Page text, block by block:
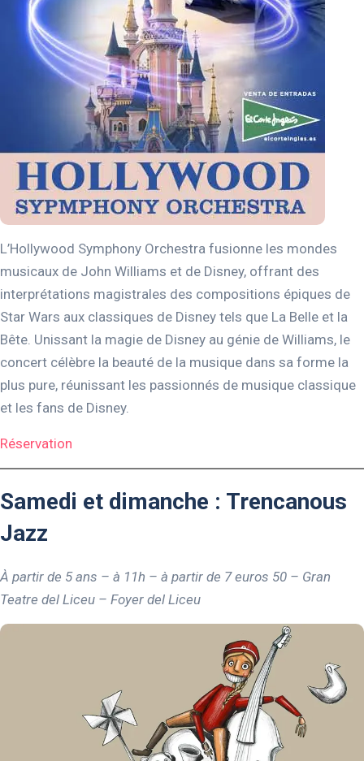
L’Hollywood Symphony Orchestra fusionne les mondes
musicaux de John Williams et de Disney, offrant des
interprétations magistrales des compositions épiques de
Star Wars aux classiques de Disney tels que La Belle et la
Bête. Unissant la magie de Disney au génie de Williams, le
concert célèbre la beauté de la musique dans sa forme la
plus pure, réunissant les passionnés de musique classique
et les fans de Disney.
Réservation
Samedi et dimanche : Trencanous
Jazz
À partir de 5 ans – à 11h – à partir de 7 euros 50 – Gran
Teatre del Liceu – Foyer del Liceu